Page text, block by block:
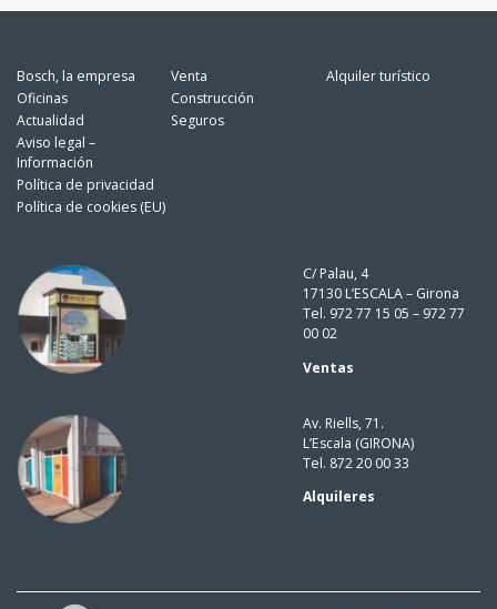
Bosch, la empresa
Oficinas
Actualidad
Aviso legal –
Información
Política de privacidad
Política de cookies (EU)
Venta
Construcción
Seguros
Alquiler turístico
C/ Palau, 4
17130 L’ESCALA – Girona
Tel. 972 77 15 05 – 972 77
00 02
Ventas
Av. Riells, 71.
L’Escala (GIRONA)
Tel. 872 20 00 33
Alquileres